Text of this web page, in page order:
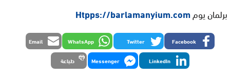
برلمان يومHtpps://barlamanyium.com
Facebook
Twitter
WhatsApp
Email
LinkedIn
Messenger طباعة